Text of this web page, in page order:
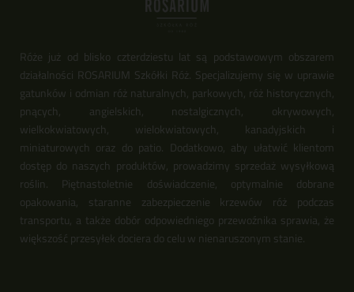
Róże już od blisko czterdziestu lat są podstawowym obszarem
działalności ROSARIUM Szkółki Róż. Specjalizujemy się w uprawie
gatunków i odmian róż naturalnych, parkowych, róż historycznych,
pnących, angielskich, nostalgicznych, okrywowych,
wielkokwiatowych, wielokwiatowych, kanadyjskich i
miniaturowych oraz do patio. Dodatkowo, aby ułatwić klientom
dostęp do naszych produktów, prowadzimy sprzedaż wysyłkową
roślin. Piętnastoletnie doświadczenie, optymalnie dobrane
opakowania, staranne zabezpieczenie krzewów róż podczas
transportu, a także dobór odpowiedniego przewoźnika sprawia, że
większość przesyłek dociera do celu w nienaruszonym stanie.